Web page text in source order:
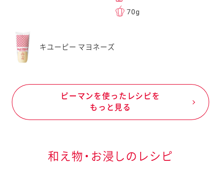
70g
キユーピー マヨネーズ
ピーマンを使ったレシピを
もっと見る
和え物・お浸しのレシピ